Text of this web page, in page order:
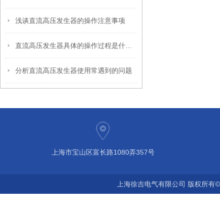
浅谈直流高压发生器的操作注意事项
分析直流高压发生器使用常遇到的问题
上海市宝山区富长路1080弄357号
上海徐吉电气有限公司 版权所